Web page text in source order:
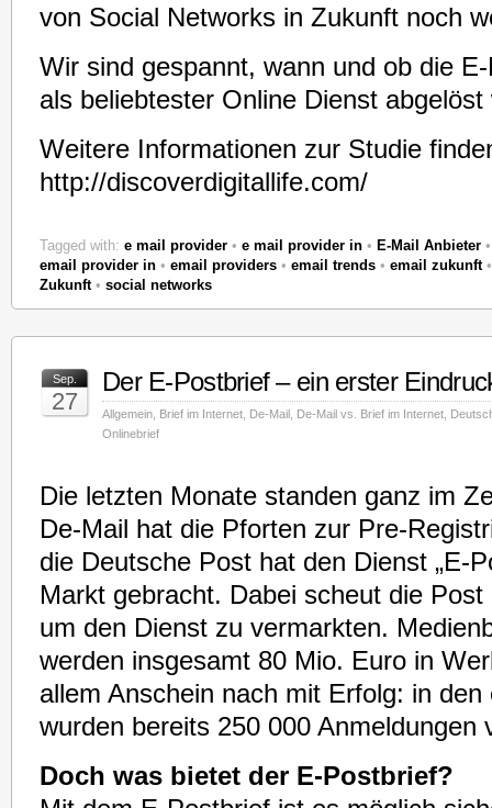
von Social Networks in Zukunft noch
Wir sind gespannt, wann und ob die
als beliebtester Online Dienst abgelöst
Weitere Informationen zur Studie
http://discoverdigitallife.com/
Tagged with: e mail provider • e mail provider in • E-Mail Anbieter
email provider in • email providers • email trends • email zukunft
Zukunft• social networks
Sep.
27
Der E-Postbrief – ein erster
Allgemein Brief im Internet De-Mail De-Mail vs. Brief im Internet
Onlinebrief
Die letzten Monate standen ganz im
De-Mail hat die Pforten zur Pre-
die Deutsche Post hat den Dienst „E-
Markt gebracht. Dabei scheut die
um den Dienst zu vermarkten.
werden insgesamt 80 Mio. Euro in
allem Anschein nach mit Erfolg: in den
wurden bereits 250 000 Anmeldungen
Doch was bietet der E-Postbrief?